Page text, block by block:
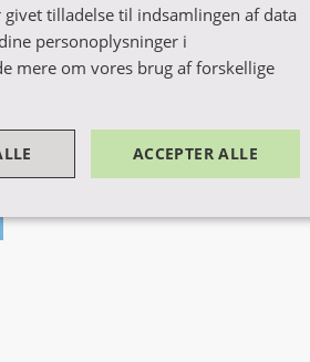
VIA Ergoterapeutuddannelsen.
måske er noget
tilladelse til indsamlingen af data
personoplysninger i
mere om vores brug af forskellige
ACCEPTER ALLE
Funktionalitet